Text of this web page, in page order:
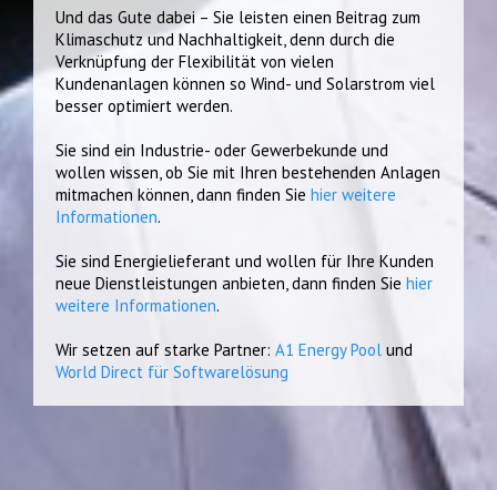
Und das Gute dabei – Sie leisten einen Beitrag zum
Klimaschutz und Nachhaltigkeit, denn durch die
Verknüpfung der Flexibilität von vielen
Kundenanlagen können so Wind- und Solarstrom viel
besser optimiert werden.
Sie sind ein Industrie- oder Gewerbekunde und
wollen wissen, ob Sie mit Ihren bestehenden Anlagen
mitmachen können, dann finden Sie hier weitere
Informationen.
Sie sind Energielieferant und wollen für Ihre Kunden
neue Dienstleistungen anbieten, dann finden Sie hier
weitere Informationen.
Wir setzen auf starke Partner: A1 Energy Pool und
World Direct für Softwarelösung